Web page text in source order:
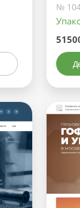
№